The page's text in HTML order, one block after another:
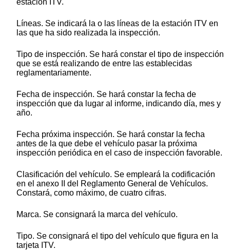
Líneas. Se indicará la o las líneas de la estación ITV en
las que ha sido realizada la inspección.
Tipo de inspección. Se hará constar el tipo de inspección
que se está realizando de entre las establecidas
reglamentariamente.
Fecha de inspección. Se hará constar la fecha de
inspección que da lugar al informe, indicando día, mes y
año.
Fecha próxima inspección. Se hará constar la fecha
antes de la que debe el vehículo pasar la próxima
inspección periódica en el caso de inspección favorable.
Clasificación del vehículo. Se empleará la codificación
en el anexo II del Reglamento General de Vehículos.
Constará, como máximo, de cuatro cifras.
Marca. Se consignará la marca del vehículo.
Tipo. Se consignará el tipo del vehículo que figura en la
tarjeta ITV.